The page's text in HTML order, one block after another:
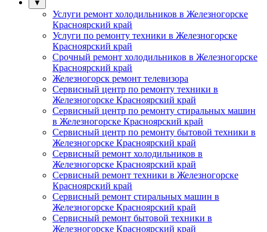
▼
Услуги ремонт холодильников в Железногорске
Красноярский край
Услуги по ремонту техники в Железногорске
Красноярский край
Срочный ремонт холодильников в Железногорске
Красноярский край
Железногорск ремонт телевизора
Сервисный центр по ремонту техники в
Железногорске Красноярский край
Сервисный центр по ремонту стиральных машин
в Железногорске Красноярский край
Сервисный центр по ремонту бытовой техники в
Железногорске Красноярский край
Сервисный ремонт холодильников в
Железногорске Красноярский край
Сервисный ремонт техники в Железногорске
Красноярский край
Сервисный ремонт стиральных машин в
Железногорске Красноярский край
Сервисный ремонт бытовой техники в
Железногорске Красноярский край